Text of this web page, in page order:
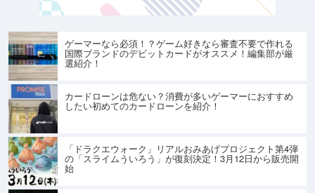
ゲーマーなら必須！？ゲーム好きなら審査不要で作れる
国際ブランドのデビットカードがオススメ！編集部が厳
選紹介！
カードローンは危ない？消費が多いゲーマーにおすすめ
したい初めてのカードローンを紹介！
「ドラクエウォーク」リアルおみあげプロジェクト第4弾
の「スライムういろう」が復刻決定！3月12日から販売開
始